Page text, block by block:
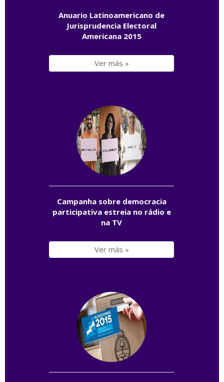
Anuario Latinoamericano de
Jurisprudencia Electoral
Americana 2015
Ver más »
Campanha sobre democracia
participativa estreia no rádio e
na TV
Ver más »